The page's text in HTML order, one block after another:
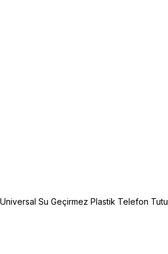
Su Geçirmez Plastik Telefon